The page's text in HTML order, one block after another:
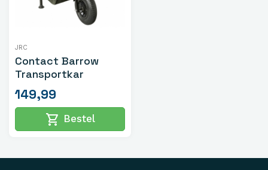
JRC
Contact Barrow
Transportkar
149,99
shopping_cart Bestel